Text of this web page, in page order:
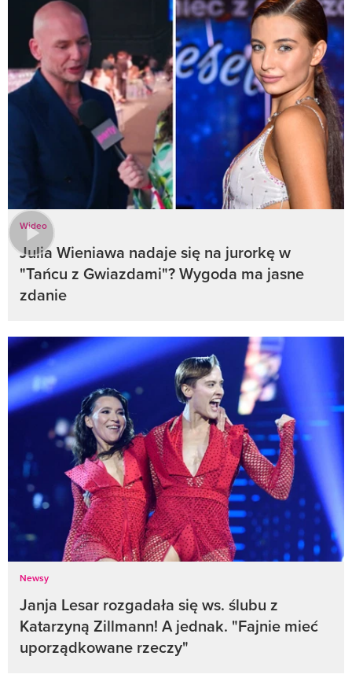
Wideo
Julia Wieniawa nadaje się na jurorkę w
"Tańcu z Gwiazdami"? Wygoda ma jasne
zdanie
Newsy
Janja Lesar rozgadała się ws. ślubu z
Katarzyną Zillmann! A jednak. "Fajnie mieć
uporządkowane rzeczy"